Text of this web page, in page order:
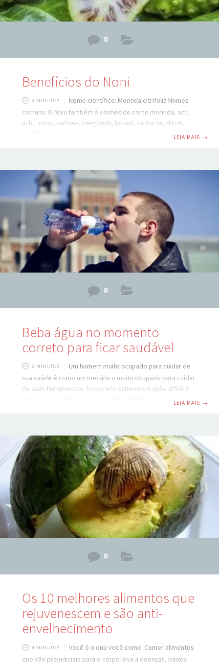
0
Benefícios do Noni
3 MINUTOS
Nome científico: Morinda citrifolia Nomes
comuns: O Noni também é conhecido como morinda, ach,
achi, anino, awltree, bengkudu, bo-aal, caribe te, dilo-K,
maçã hag, maçã de porco, folha de gelo, mulberry indiana,
assassino de dor, patje, pemii, riro, ruibarbo, te non, Rra,
yeiawa harachan e yo. Eficácia-classificação de segurança:
ÒÒ… Ethno ou outra evidência de eficácia. Classificação de
segurança: ● …
LEIA MAIS →
0
Beba água no momento
correto para ficar saudável
6 MINUTOS
Um homem muito ocupado para cuidar de
sua saúde é como um mecânico muito ocupado para cuidar
de suas ferramentas. Todos nós sabemos o quão difícil é
chegar-se à academia e realmente trabalhar em nosso
você tem a fazer é beber água. Fazê-lo no momento certo,
na quantidade certa, ser consistente, e você está
LEIA MAIS →
0
Os 10 melhores alimentos que
rejuvenescem e são anti-
envelhecimento
4 MINUTOS
Você é o que você come. Comer alimentos
que são prejudiciais para o corpo leva a doenças, baixos